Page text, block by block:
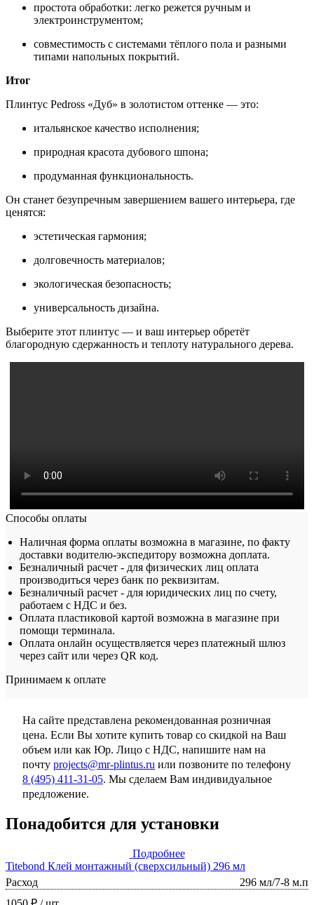
простота обработки: легко режется ручным и
электроинструментом;
совместимость с системами тёплого пола и разными
типами напольных покрытий.
Итог
Плинтус Pedross «Дуб» в золотистом оттенке — это:
итальянское качество исполнения;
природная красота дубового шпона;
продуманная функциональность.
Он станет безупречным завершением вашего интерьера, где
ценятся:
эстетическая гармония;
долговечность материалов;
экологическая безопасность;
универсальность дизайна.
Выберите этот плинтус — и ваш интерьер обретёт
благородную сдержанность и теплоту натурального дерева.
Способы оплаты
Наличная форма оплаты возможна в магазине, по факту
доставки водителю-экспедитору возможна доплата.
Безналичный расчет - для физических лиц оплата
производиться через банк по реквизитам.
Безналичный расчет - для юридических лиц по счету,
работаем с НДС и без.
Оплата пластиковой картой возможна в магазине при
помощи терминала.
Оплата онлайн осуществляется через платежный шлюз
через сайт или через QR код.
Принимаем к оплате
На сайте представлена рекомендованная розничная
цена. Если Вы хотите купить товар со скидкой на Ваш
объем или как Юр. Лицо с НДС, напишите нам на
почту projects@mr-plintus.ru или позвоните по телефону
8 (495) 411-31-05. Мы сделаем Вам индивидуальное
предложение.
Понадобится для установки
Подробнее
Titebond Клей монтажный (сверхсильный) 296 мл
Расход
296 мл/7-8 м.п